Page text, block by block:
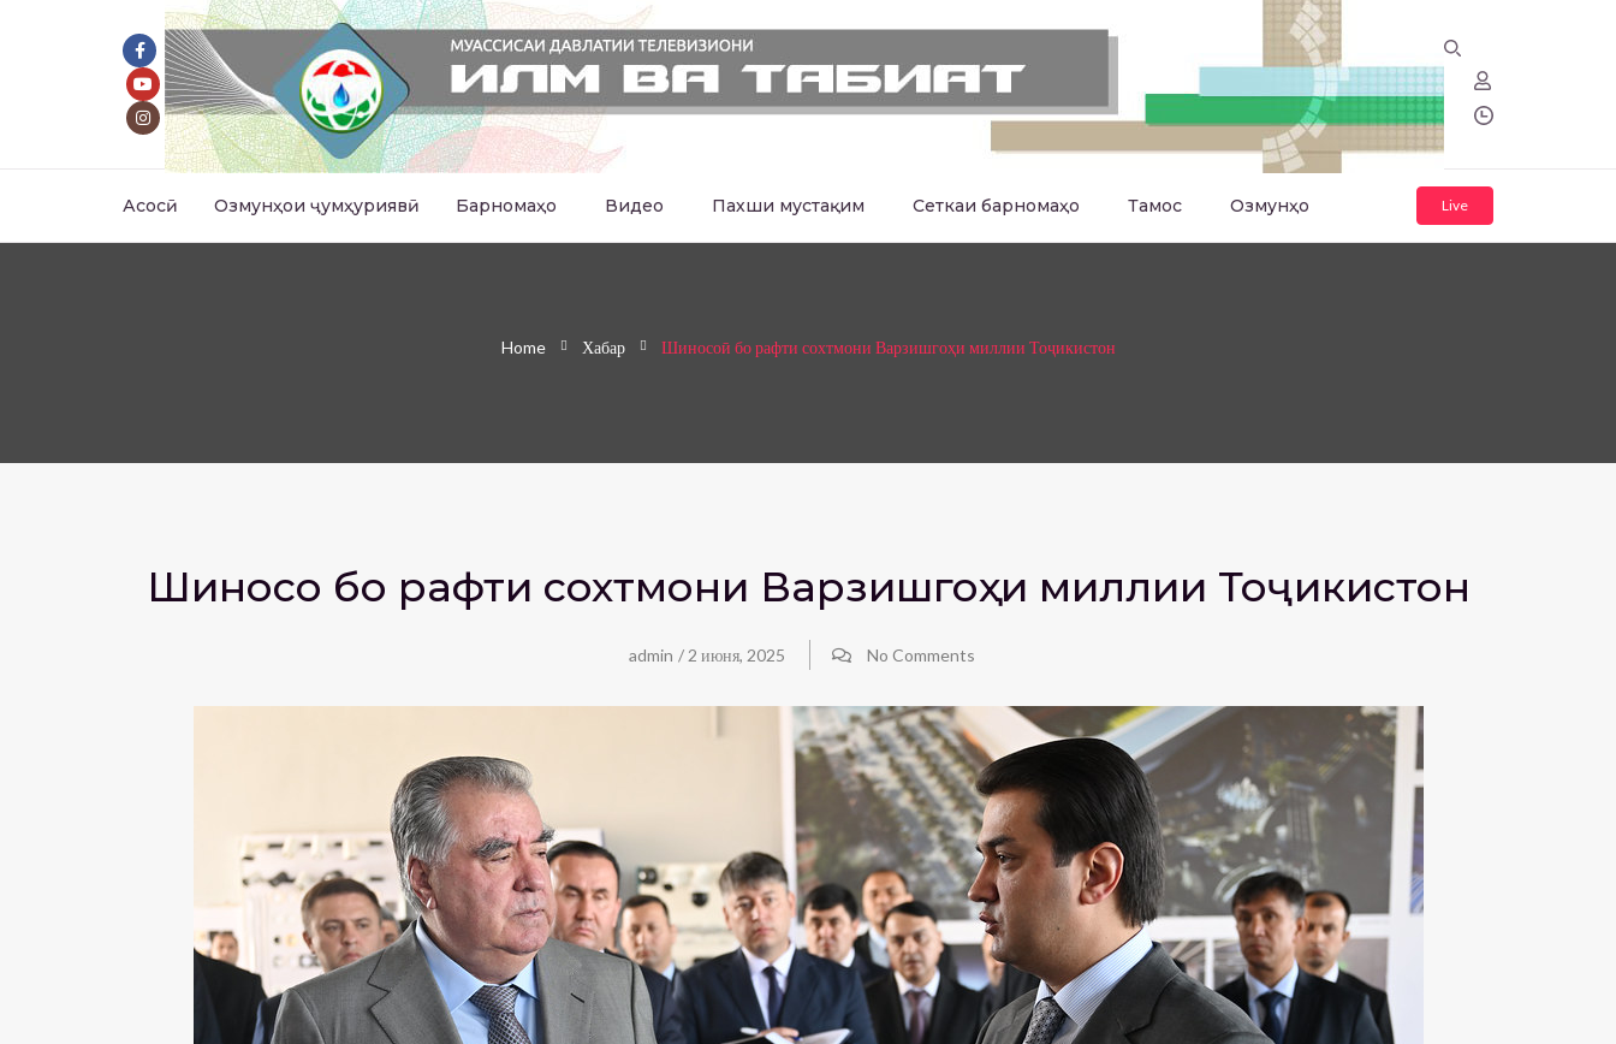
Асосӣ Озмунҳои ҷумҳуриявӣ Барномаҳо Видео Пахши мустақим Сеткаи барномаҳо Тамос Озмунҳо Live
Home Хабар Шиносоӣ бо рафти сохтмони Варзишгоҳи миллии Тоҷикистон
Шиносоӣ бо рафти сохтмони Варзишгоҳи миллии Тоҷикистон
admin / 2 июня, 2025 No Comments